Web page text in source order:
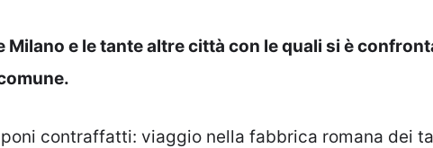
Milano e le tante altre città con le quali si è
contraffatti: viaggio nella fabbrica romana dei